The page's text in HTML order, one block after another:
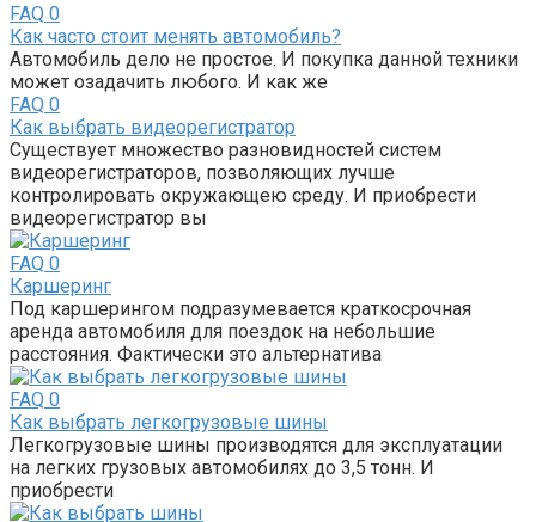
FAQ 0
Как часто стоит менять автомобиль?
Автомобиль дело не простое. И покупка данной техники
может озадачить любого. И как же
FAQ 0
Как выбрать видеорегистратор
Существует множество разновидностей систем
видеорегистраторов, позволяющих лучше
контролировать окружающею среду. И приобрести
видеорегистратор вы
FAQ 0
Каршеринг
Под каршерингом подразумевается краткосрочная
аренда автомобиля для поездок на небольшие
расстояния. Фактически это альтернатива
FAQ 0
Как выбрать легкогрузовые шины
Легкогрузовые шины производятся для эксплуатации
на легких грузовых автомобилях до 3,5 тонн. И
приобрести